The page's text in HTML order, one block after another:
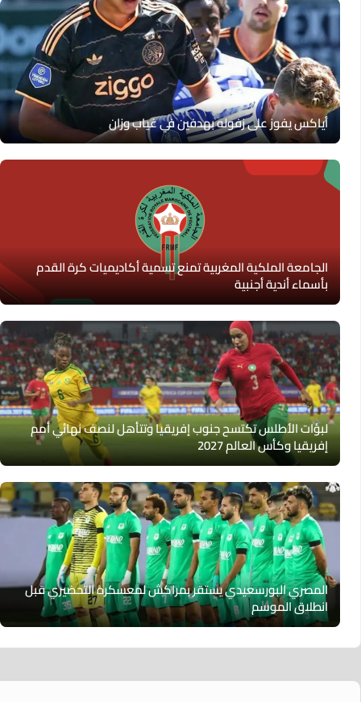
أياكس يفوز على زفوله بهدفين في غياب وزان
الجامعة الملكية المغربية تمنع تسمية أكاديميات كرة القدم
بأسماء أندية أجنبية
لبؤات الأطلس تكتسح جنوب إفريقيا وتتأهل لنصف نهائي أمم
إفريقيا وكأس العالم 2027
المصري البورسعيدي يستقر بمراكش لمعسكره التحضيري قبل
انطلاق الموسم